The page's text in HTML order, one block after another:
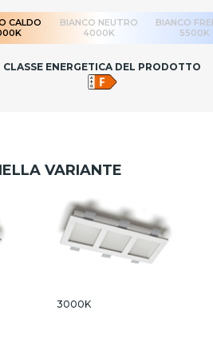
CALDO
BIANCO NEUTRO
4000K
BIANCO
5500K
CLASSE ENERGETICA DEL PRODOTTO
VARIANTE
3000K